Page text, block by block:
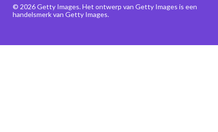
© 2026 Getty Images. Het ontwerp van Getty Images is een
handelsmerk van Getty Images.